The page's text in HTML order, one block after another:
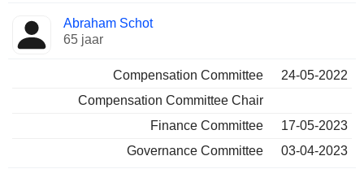
Abraham Schot
65 jaar
Compensation Committee
24-05-2022
Compensation Committee Chair
Finance Committee
17-05-2023
Governance Committee
03-04-2023